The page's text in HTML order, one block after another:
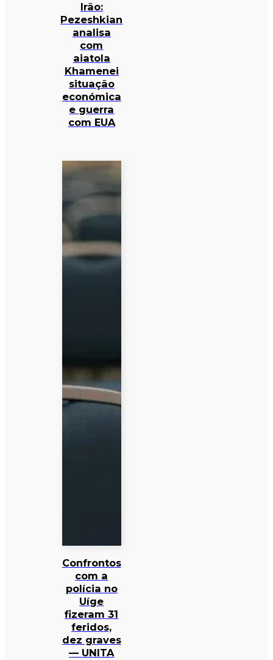
Irão:
Pezeshkian
analisa
com
aiatola
Khamenei
situação
económica
e guerra
com EUA
Confrontos
com a
polícia no
Uíge
fizeram 31
feridos,
dez graves
— UNITA